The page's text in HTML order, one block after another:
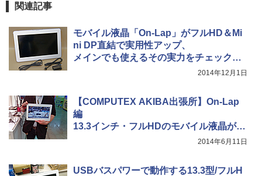
関連記事
モバイル液晶「On-Lap」がフルHD＆Mi
ni DP直結で実用性アップ、
メインでも使えるその実力をチェックし
2014年12月1日
【COMPUTEX AKIBA出張所】On-Lap
編
13.3インチ・フルHDのモバイル液晶が登
2014年6月11日
USBバスパワーで動作する13.3型/フルH